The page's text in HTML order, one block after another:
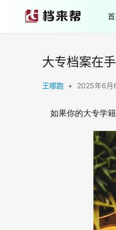
大专档案在
王哪跑 • 2025年6月
如果你的大专学